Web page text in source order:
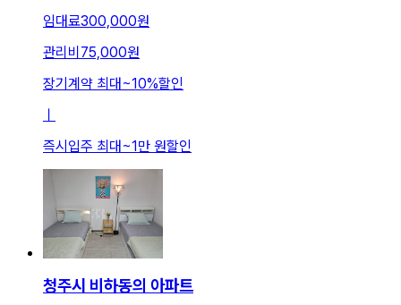
임대료300,000원
관리비 75,000원
장기계약 최대~10%할인
ㅣ
즉시입주 최대~1만 원할인
청주시 비하동의 아파트